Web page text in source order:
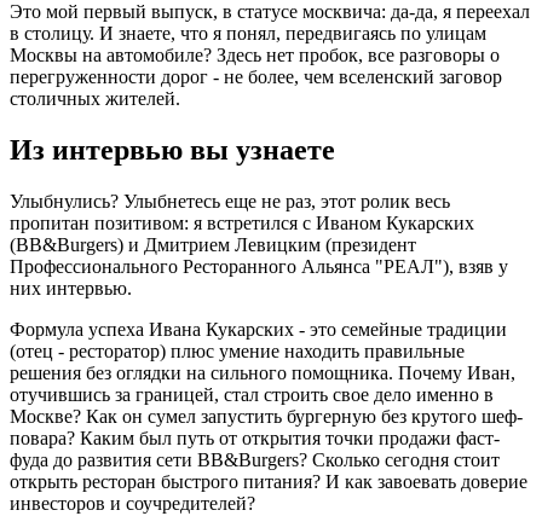
Это мой первый выпуск, в статусе москвича: да-да, я переехал
в столицу. И знаете, что я понял, передвигаясь по улицам
Москвы на автомобиле? Здесь нет пробок, все разговоры о
перегруженности дорог - не более, чем вселенский заговор
столичных жителей.
Из интервью вы узнаете
Улыбнулись? Улыбнетесь еще не раз, этот ролик весь
пропитан позитивом: я встретился с Иваном Кукарских
(BB&Burgers) и Дмитрием Левицким (президент
Профессионального Ресторанного Альянса "РЕАЛ"), взяв у
них интервью.
Формула успеха Ивана Кукарских - это семейные традиции
(отец - ресторатор) плюс умение находить правильные
решения без оглядки на сильного помощника. Почему Иван,
отучившись за границей, стал строить свое дело именно в
Москве? Как он сумел запустить бургерную без крутого шеф-
повара? Каким был путь от открытия точки продажи фаст-
фуда до развития сети BB&Burgers? Сколько сегодня стоит
открыть ресторан быстрого питания? И как завоевать доверие
инвесторов и соучредителей?